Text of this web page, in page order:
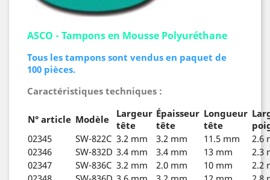
ASCO - Tampons en Mousse Polyuréthane
Tous les tampons sont vendus en paquet de
100 pièces.
Caractéristiques techniques :
N° article Modèle
Largeur
tête
Épaisseur
tête
Longueur
tête
02345
SW-822C 3.2 mm 3.2 mm 11.5 mm
2.6
02346
SW-832D 3.4 mm 3.4 mm 13 mm
2.3
02347
SW-836C 3.2 mm 2.0 mm 10 mm
2.2